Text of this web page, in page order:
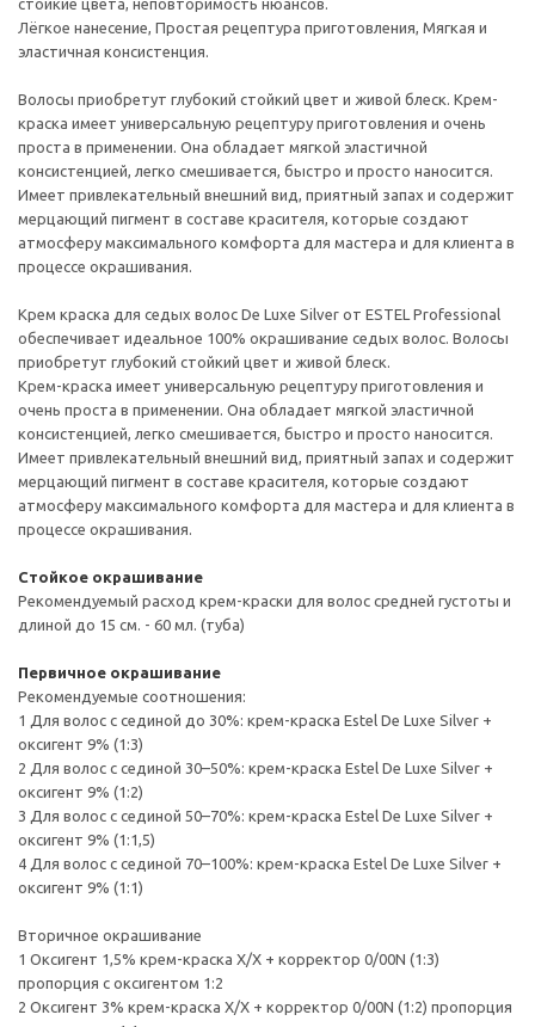
стойкие цвета, неповторимость нюансов.
Лёгкое нанесение, Простая рецептура приготовления, Мягкая и
эластичная консистенция.
Волосы приобретут глубокий стойкий цвет и живой блеск. Крем-
краска имеет универсальную рецептуру приготовления и очень
проста в применении. Она обладает мягкой эластичной
консистенцией, легко смешивается, быстро и просто наносится.
Имеет привлекательный внешний вид, приятный запах и содержит
мерцающий пигмент в составе красителя, которые создают
атмосферу максимального комфорта для мастера и для клиента в
процессе окрашивания.
Крем краска для седых волос De Luxe Silver от ESTEL Professional
обеспечивает идеальное 100% окрашивание седых волос. Волосы
приобретут глубокий стойкий цвет и живой блеск.
Крем-краска имеет универсальную рецептуру приготовления и
очень проста в применении. Она обладает мягкой эластичной
консистенцией, легко смешивается, быстро и просто наносится.
Имеет привлекательный внешний вид, приятный запах и содержит
мерцающий пигмент в составе красителя, которые создают
атмосферу максимального комфорта для мастера и для клиента в
процессе окрашивания.
Стойкое окрашивание
Рекомендуемый расход крем-краски для волос средней густоты и
длиной до 15 см. - 60 мл. (туба)
Первичное окрашивание
Рекомендуемые соотношения:
1 Для волос с сединой до 30%: крем-краска Estel De Luxe Silver +
оксигент 9% (1:3)
2 Для волос с сединой 30–50%: крем-краска Estel De Luxe Silver +
оксигент 9% (1:2)
3 Для волос с сединой 50–70%: крем-краска Estel De Luxe Silver +
оксигент 9% (1:1,5)
4 Для волос с сединой 70–100%: крем-краска Estel De Luxe Silver +
оксигент 9% (1:1)
Вторичное окрашивание
1 Оксигент 1,5% крем-краска Х/Х + корректор 0/00N (1:3)
пропорция с оксигентом 1:2
2 Оксигент 3% крем-краска Х/Х + корректор 0/00N (1:2) пропорция